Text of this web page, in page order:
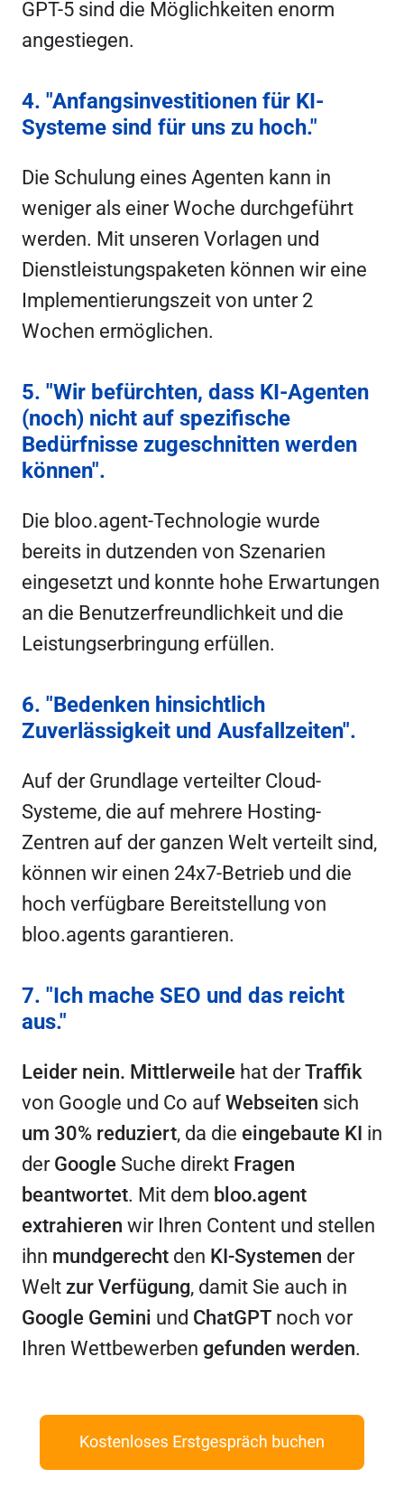
GPT-5 sind die Möglichkeiten enorm
angestiegen.
4. "Anfangsinvestitionen für KI-
Systeme sind für uns zu hoch."
Die Schulung eines Agenten kann in
weniger als einer Woche durchgeführt
werden. Mit unseren Vorlagen und
Dienstleistungspaketen können wir eine
Implementierungszeit von unter 2
Wochen ermöglichen.
5. "Wir befürchten, dass KI-Agenten
(noch) nicht auf spezifische
Bedürfnisse zugeschnitten werden
können".
Die bloo.agent-Technologie wurde
bereits in dutzenden von Szenarien
eingesetzt und konnte hohe Erwartungen
an die Benutzerfreundlichkeit und die
Leistungserbringung erfüllen.
6. "Bedenken hinsichtlich
Zuverlässigkeit und Ausfallzeiten".
Auf der Grundlage verteilter Cloud-
Systeme, die auf mehrere Hosting-
Zentren auf der ganzen Welt verteilt sind,
können wir einen 24x7-Betrieb und die
hoch verfügbare Bereitstellung von
bloo.agents garantieren.
7. "Ich mache SEO und das reicht
aus."
Leider nein. Mittlerweile hat derTraffik
von Google und Co auf Webseiten sich
um 30% reduziert, da die eingebaute KI in
der Google Suche direkt Fragen
beantwortet. Mit dem bloo.agent
extrahieren wir Ihren Content und stellen
ihn mundgerecht den KI-Systemen der
Welt zur Verfügung, damit Sie auch in
Google Gemini und ChatGPT noch vor
Ihren Wettbewerben gefunden werden.